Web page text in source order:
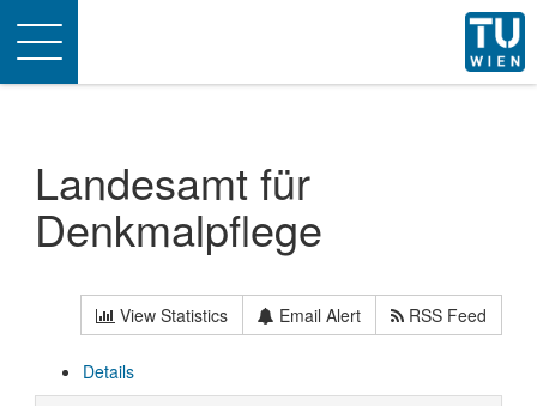
Toggle
navigation
Landesamt für
Denkmalpflege
View Statistics Email Alert RSS Feed
Details